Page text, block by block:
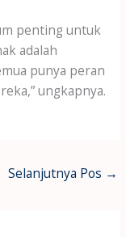
penting untuk
adalah
punya peran
ungkapnya.
Selanjutnya Pos →